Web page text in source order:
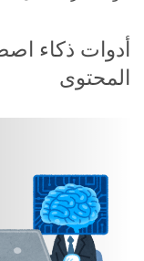
أدوات ذكاء
المحتوى